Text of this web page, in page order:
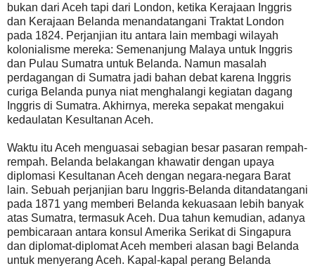
bukan dari Aceh tapi dari London, ketika Kerajaan Inggris
dan Kerajaan Belanda menandatangani Traktat London
pada 1824. Perjanjian itu antara lain membagi wilayah
kolonialisme mereka: Semenanjung Malaya untuk Inggris
dan Pulau Sumatra untuk Belanda. Namun masalah
perdagangan di Sumatra jadi bahan debat karena Inggris
curiga Belanda punya niat menghalangi kegiatan dagang
Inggris di Sumatra. Akhirnya, mereka sepakat mengakui
kedaulatan Kesultanan Aceh.
Waktu itu Aceh menguasai sebagian besar pasaran rempah-
rempah. Belanda belakangan khawatir dengan upaya
diplomasi Kesultanan Aceh dengan negara-negara Barat
lain. Sebuah perjanjian baru Inggris-Belanda ditandatangani
pada 1871 yang memberi Belanda kekuasaan lebih banyak
atas Sumatra, termasuk Aceh. Dua tahun kemudian, adanya
pembicaraan antara konsul Amerika Serikat di Singapura
dan diplomat-diplomat Aceh memberi alasan bagi Belanda
untuk menyerang Aceh. Kapal-kapal perang Belanda